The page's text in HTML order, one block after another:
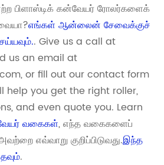
பிளாஸ்டிக் கன்வேயர் ரோலர்களைக்
எங்கள் ஆன்லைன் சேவைக்குச்
. Give us a call at
us an email at
or fill out our contact form
help you get the right roller,
and even quote you. Learn
வகைகள், எந்த வகைகளைப்
எவ்வாறு குறிப்பிடுவது.இந்த
.